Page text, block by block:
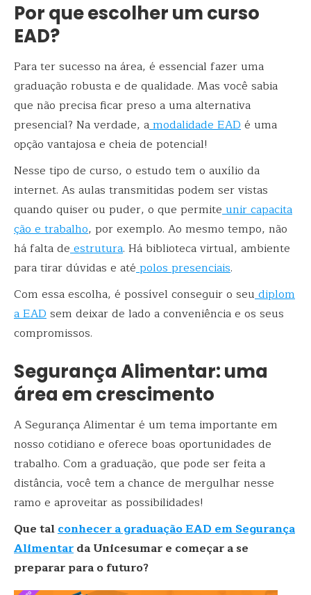
Por que escolher um curso
EAD?
Para ter sucesso na área, é essencial fazer uma
graduação robusta e de qualidade. Mas você sabia
que não precisa ficar preso a uma alternativa
presencial? Na verdade, amodalidade EADé uma
opção vantajosa e cheia de potencial!
Nesse tipo de curso, o estudo tem o auxílio da
internet. As aulas transmitidas podem ser vistas
quando quiser ou puder, o que permite unir capacita
ção e trabalho, por exemplo. Ao mesmo tempo, não
há falta de estrutura. Há biblioteca virtual, ambiente
para tirar dúvidas e até polos presenciais.
Com essa escolha, é possível conseguir o seu diplom
a EADsem deixar de lado a conveniência e os seus
compromissos.
Segurança Alimentar: uma
área em crescimento
A Segurança Alimentar é um tema importante em
nosso cotidiano e oferece boas oportunidades de
trabalho. Com a graduação, que pode ser feita a
distância, você tem a chance de mergulhar nesse
ramo e aproveitar as possibilidades!
Que talconhecer a graduação EAD em Segurança
Alimentarda Unicesumar e começar a se
preparar para o futuro?